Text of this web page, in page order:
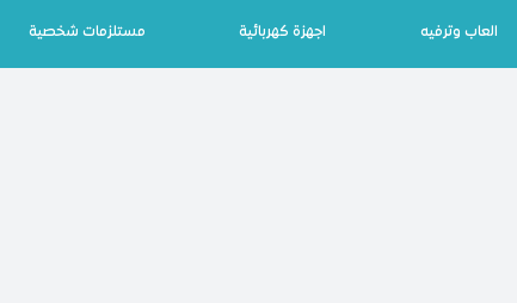
العاب وترفيه اجهزة كهربائية مستلزمات شخصية